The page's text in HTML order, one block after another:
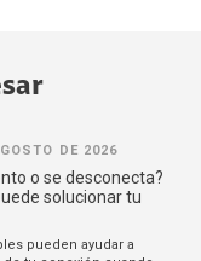
DE 2026
o se desconecta?
solucionar tu
pueden ayudar a